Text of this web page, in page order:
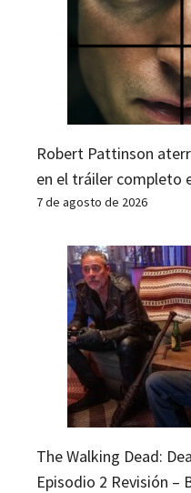
Robert Pattinson
en el tráiler completo
7 de agosto de 2026
The Walking Dead:
Episodio 2 Revisión –